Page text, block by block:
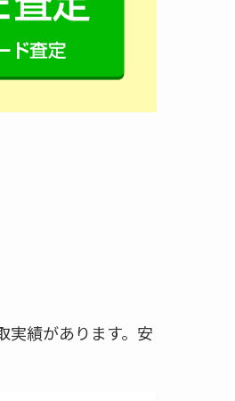
実績があります。安